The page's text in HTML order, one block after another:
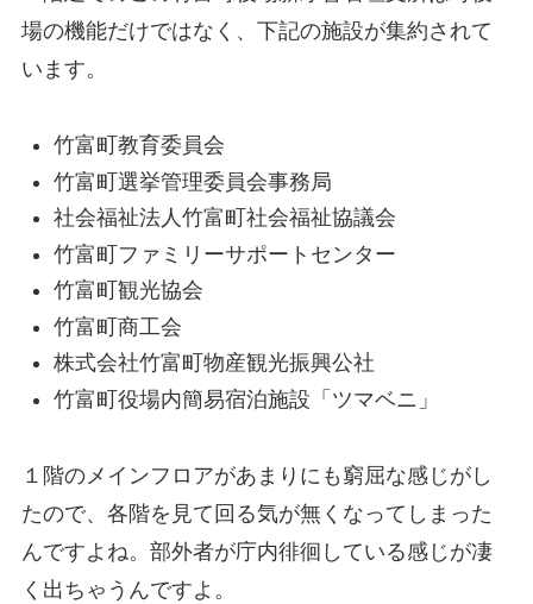
場の機能だけではなく、下記の施設が集約されて
います。
竹富町教育委員会
竹富町選挙管理委員会事務局
社会福祉法人竹富町社会福祉協議会
竹富町ファミリーサポートセンター
竹富町観光協会
竹富町商工会
株式会社竹富町物産観光振興公社
竹富町役場内簡易宿泊施設「ツマベニ」
１階のメインフロアがあまりにも窮屈な感じがし
たので、各階を見て回る気が無くなってしまった
んですよね。部外者が庁内徘徊している感じが凄
く出ちゃうんですよ。